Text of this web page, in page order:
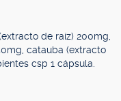
de raíz) 200mg,
catauba (extracto
csp 1 cápsula.